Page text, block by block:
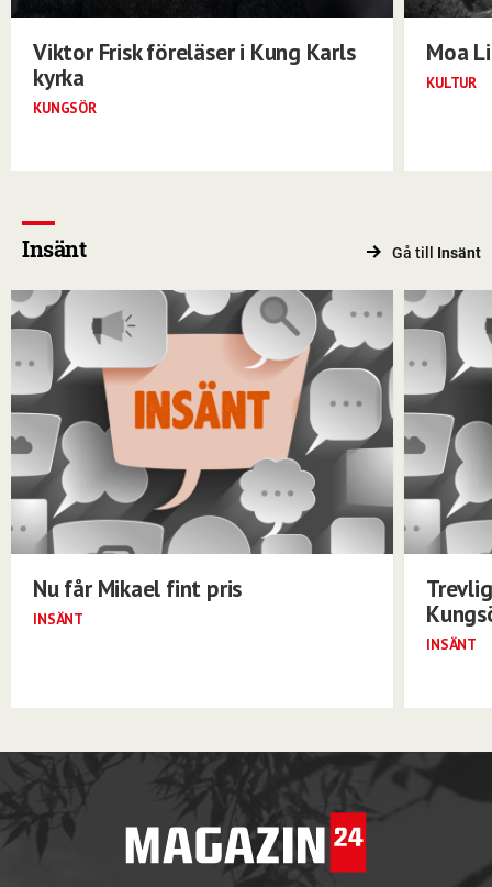
Viktor Frisk föreläser i Kung Karls
kyrka
KUNGSÖR
Moa
KULTUR
Insänt Gå till Insänt
Nu får Mikael fint pris
INSÄNT
INSÄNT